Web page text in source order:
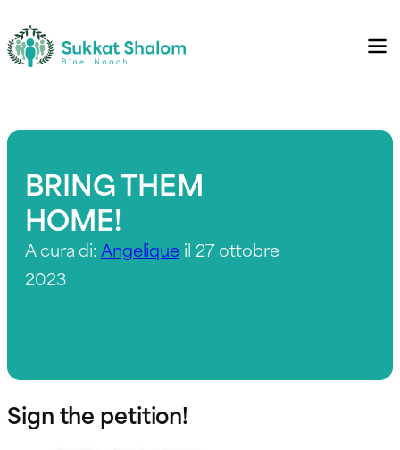
BRING THEM
HOME!
A cura di: Angelique il 27 ottobre
2023
Sign the petition!